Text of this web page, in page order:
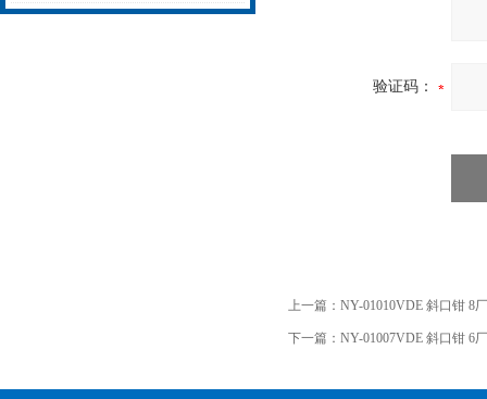
验证码：
上一篇： NY-01010VDE 斜口钳 8
下一篇： NY-01007VDE 斜口钳 6